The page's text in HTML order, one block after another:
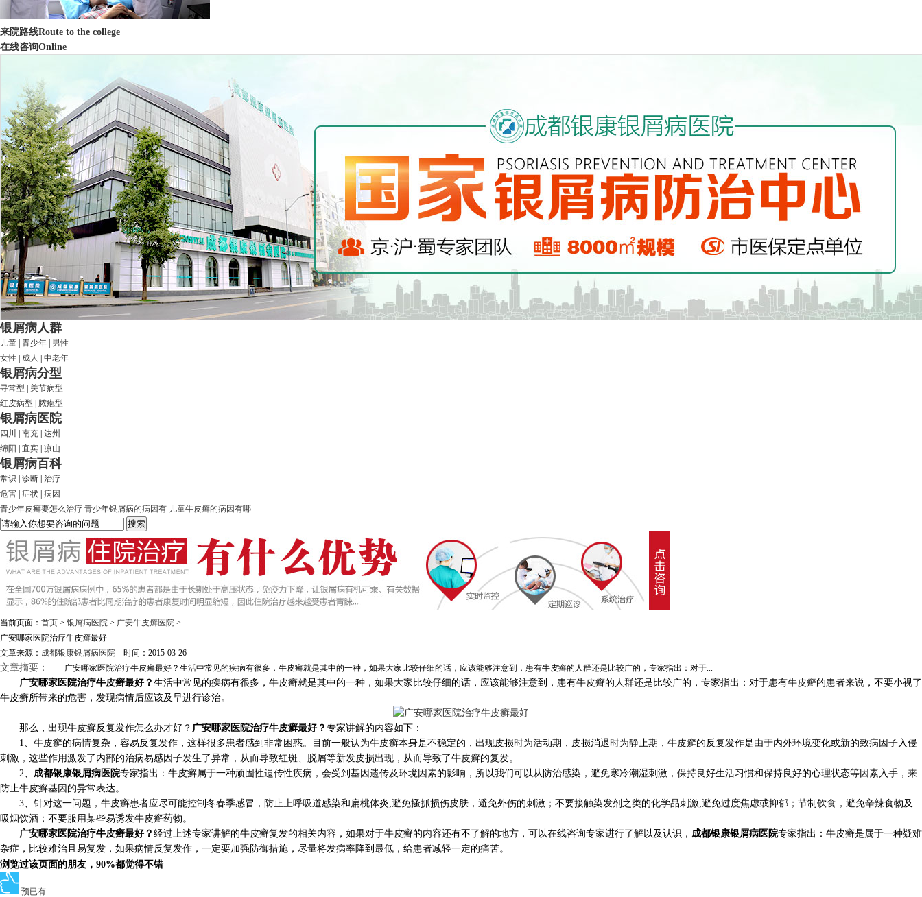
来院路线Route to the college
在线咨询Online
银屑病人群
儿童 青少年
男性
女性
成人 中老年
银屑病分型
寻常型
关节病型
红皮病型
脓疱型
银屑病医院
四川 南充 达州
绵阳
宜宾 凉山
银屑病百科
常识 诊断 治疗
危害 症状 病因
青少年皮癣要怎么治疗 青少年银屑病的病因有 儿童牛皮癣的病因有哪
当前页面： 首页 > 银屑病医院 > 广安牛皮癣医院 >
广安哪家医院治疗牛皮癣最好
文章来源： 成都银康银屑病医院 时间：2015-03-26
文章摘要： 广安哪家医院治疗牛皮癣最好？生活中常见的疾病有很多，牛皮癣就是其中的一种，如果大家比较仔细的话，应该能够注意到，患有牛皮癣的人群还是比较广的，专家指出：对于...
广安哪家医院治疗牛皮癣最好？ 生活中常见的疾病有很多，牛皮癣就是其中的一种，如果大家比较仔细的话，应该能够注意到，患有牛皮癣的人群还是比较广的，专家指出：对于患有牛皮癣的患者来说，不要小视了
牛皮癣所带来的危害，发现病情后应该及早进行诊治。
那么，出现牛皮癣反复发作怎么办才好？ 广安哪家医院治疗牛皮癣最好？ 专家讲解的内容如下：
1、牛皮癣的病情复杂，容易反复发作，这样很多患者感到非常困惑。目前一般认为牛皮癣本身是不稳定的，出现皮损时为活动期，皮损消退时为静止期，牛皮癣的反复发作是由于内外环境变化或新的致病因子入侵
刺激，这些作用激发了内部的治病易感因子发生了异常，从而导致红斑、脱屑等新发皮损出现，从而导致了牛皮癣的复发。
2、 成都银康银屑病医院专家指出：牛皮癣属于一种顽固性遗传性疾病，会受到基因遗传及环境因素的影响，所以我们可以从防治感染，避免寒冷潮湿刺激，保持良好生活习惯和保持良好的心理状态等因素入手，来
防止牛皮癣基因的异常表达。
3、针对这一问题，牛皮癣患者应尽可能控制冬春季感冒，防止上呼吸道感染和扁桃体炎;避免搔抓损伤皮肤，避免外伤的刺激；不要接触染发剂之类的化学品刺激;避免过度焦虑或抑郁；节制饮食，避免辛辣食物及
吸烟饮酒；不要服用某些易诱发牛皮癣药物。
广安哪家医院治疗牛皮癣最好？ 经过上述专家讲解的牛皮癣复发的相关内容，如果对于牛皮癣的内容还有不了解的地方，可以在线咨询专家进行了解以及认识， 成都银康银屑病医院专家指出：牛皮癣是属于一种疑难
杂症，比较难治且易复发，如果病情反复发作，一定要加强防御措施，尽量将发病率降到最低，给患者减轻一定的痛苦。
浏览过该页面的朋友，90%都觉得不错
预已有